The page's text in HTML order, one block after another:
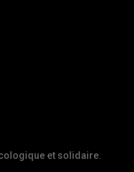
et solidaire.